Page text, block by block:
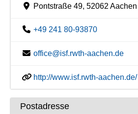
Pontstraße 49, 52062 Aachen
+49 241 80-93870
office@isf.rwth-aachen.de
http://www.isf.rwth-aachen.de/
Postadresse